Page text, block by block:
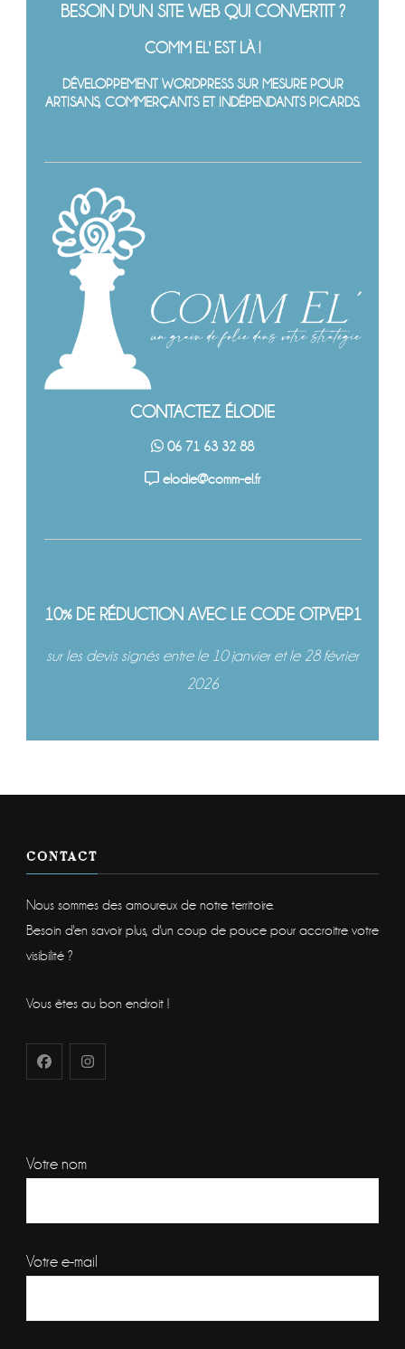
BESOIN D'UN SITE WEB QUI CONVERTIT ?
COMM EL' EST LÀ !
DÉVELOPPEMENT WORDPRESS SUR MESURE POUR
ARTISANS, COMMERÇANTS ET INDÉPENDANTS PICARDS.
CONTACTEZ ÉLODIE
06 71 63 32 88
elodie@comm-el.fr
10% DE RÉDUCTION AVEC LE CODE OTPVEP1
sur les devis signés entre le 10 janvier et le 28 février
2026
CONTACT
Nous sommes des amoureux de notre territoire.
Besoin d'en savoir plus, d'un coup de pouce pour accroitre votre
visibilité ?
Vous êtes au bon endroit !
Votre nom
Votre e-mail